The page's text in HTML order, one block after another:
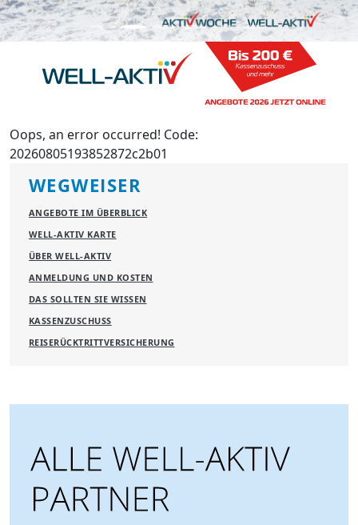
Oops, an error occurred! Code:
20260805193852872c2b01
WEGWEISER
ANGEBOTE IM ÜBERBLICK
WELL-AKTIV KARTE
ÜBER WELL-AKTIV
ANMELDUNG UND KOSTEN
DAS SOLLTEN SIE WISSEN
KASSENZUSCHUSS
REISERÜCKTRITTVERSICHERUNG